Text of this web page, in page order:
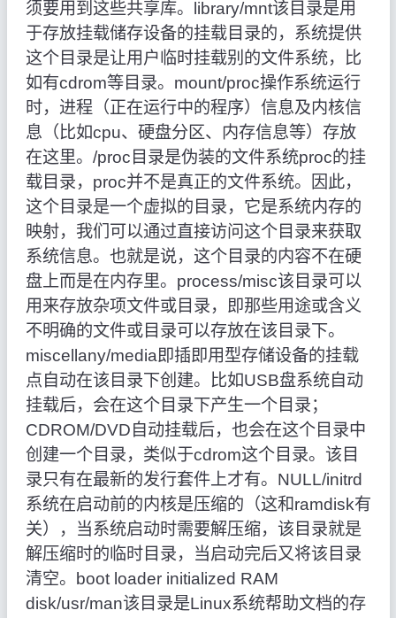
须要用到这些共享库。library/mnt该目录是用
于存放挂载储存设备的挂载目录的，系统提供
这个目录是让用户临时挂载别的文件系统，比
如有cdrom等目录。mount/proc操作系统运行
时，进程（正在运行中的程序）信息及内核信
息（比如cpu、硬盘分区、内存信息等）存放
在这里。/proc目录是伪装的文件系统proc的挂
载目录，proc并不是真正的文件系统。因此，
这个目录是一个虚拟的目录，它是系统内存的
映射，我们可以通过直接访问这个目录来获取
系统信息。也就是说，这个目录的内容不在硬
盘上而是在内存里。process/misc该目录可以
用来存放杂项文件或目录，即那些用途或含义
不明确的文件或目录可以存放在该目录下。
miscellany/media即插即用型存储设备的挂载
点自动在该目录下创建。比如USB盘系统自动
挂载后，会在这个目录下产生一个目录；
CDROM/DVD自动挂载后，也会在这个目录中
创建一个目录，类似于cdrom这个目录。该目
录只有在最新的发行套件上才有。NULL/initrd
系统在启动前的内核是压缩的（这和ramdisk有
关），当系统启动时需要解压缩，该目录就是
解压缩时的临时目录，当启动完后又将该目录
清空。boot loader initialized RAM
disk/usr/man该目录是Linux系统帮助文档的存